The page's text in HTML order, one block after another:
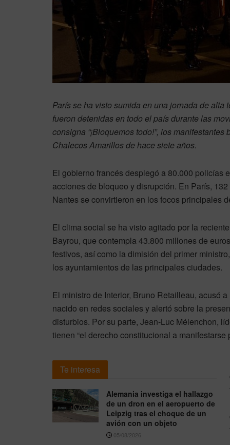
París se ha visto sumida en una jornada de
fueron detenidas en todo el país durante las
consigna “¡Bloquemos todo!”, los
Chalecos Amarillos de hace siete años.
El gobierno francés desplegó a 80.000 policías
acciones de bloqueo y disrupción. En París,
Nantes se convirtieron en los focos principales
El clima social se ha visto agitado por la
Bayrou, que contempla 43.800 millones de
festivos, así como la dimisión del primer
los ayuntamientos de las principales ciudades.
El ministro de Interior, Bruno Retailleau, acusó
nacido en redes sociales y alertó sobre la
disturbios. Por su parte, Jean-Luc Mélenchon,
tienen “el derecho constitucional a
Te interesa
Alemania investiga el hallazgo
de un dron en el aeropuerto de
Leipzig tras el choque de un
avión con un objeto
05/08/2026